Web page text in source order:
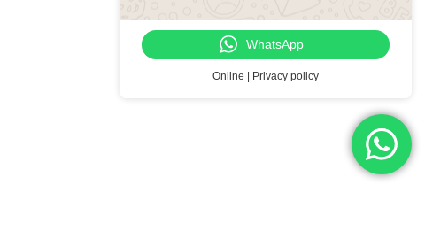
WhatsApp
Online | Privacy policy